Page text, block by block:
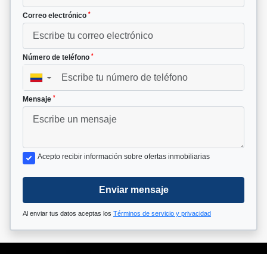
Correo electrónico *
Número de teléfono *
▼
Mensaje *
Acepto recibir información sobre ofertas inmobiliarias
Enviar mensaje
Al enviar tus datos aceptas los Términos de servicio y privacidad